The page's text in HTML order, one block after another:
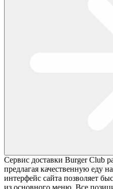
Сервис доставки Burger Club
предлагая качественную еду
интерфейс сайта позволяет
из основного меню. Все